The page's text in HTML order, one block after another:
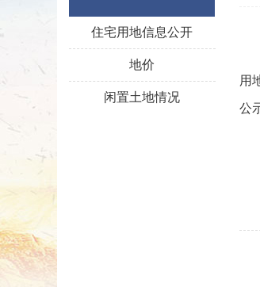
住宅用地信息公开
地价
闲置土地情况
用
公